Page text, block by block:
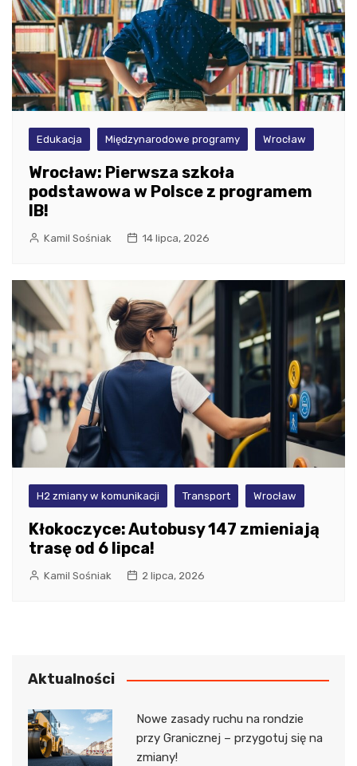
Edukacja Międzynarodowe programy Wrocław
Wrocław: Pierwsza szkoła
podstawowa w Polsce z programem
IB!
Kamil Sośniak 14 lipca, 2026
H2 zmiany w komunikacji Transport Wrocław
Kłokoczyce: Autobusy 147 zmieniają
trasę od 6 lipca!
Kamil Sośniak 2 lipca, 2026
Aktualności
Nowe zasady ruchu na rondzie
przy Granicznej – przygotuj się na
zmiany!